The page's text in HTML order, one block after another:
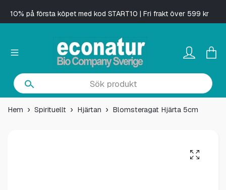
10% på första köpet med kod START10 | Fri frakt över 599 kr
Hem Spirituellt Hjärtan Blomsteragat Hjärta 5cm